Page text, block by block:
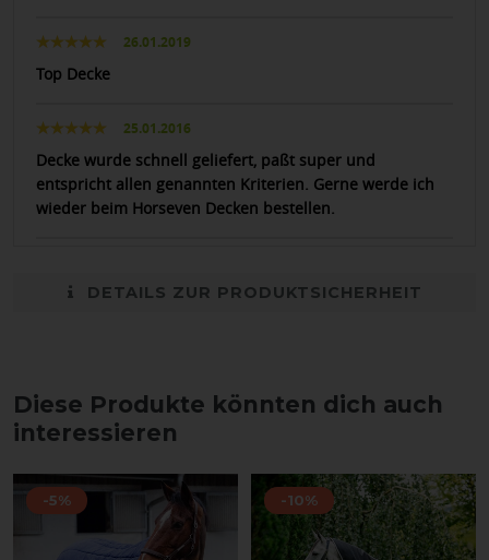
26.01.2019
Top Decke
25.01.2016
Decke wurde schnell geliefert, paßt super und
entspricht allen genannten Kriterien. Gerne werde ich
wieder beim Horseven Decken bestellen.
DETAILS ZUR PRODUKTSICHERHEIT
Diese Produkte könnten dich auch
interessieren
-5% -10%